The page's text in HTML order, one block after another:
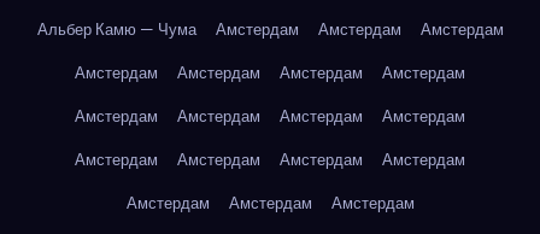
Альбер Камю — Чума
Амстердам Амстердам
Амстердам
Амстердам
Амстердам Амстердам
Амстердам
Амстердам
Амстердам Амстердам
Амстердам
Амстердам
Амстердам Амстердам
Амстердам
Амстердам
Амстердам
Амстердам